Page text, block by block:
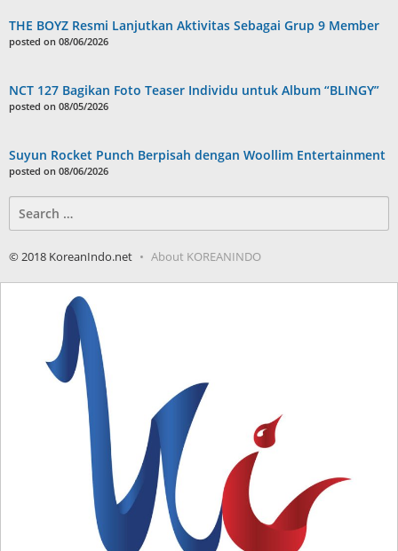
THE BOYZ Resmi Lanjutkan Aktivitas Sebagai Grup 9 Member
posted on 08/06/2026
NCT 127 Bagikan Foto Teaser Individu untuk Album “BLINGY”
posted on 08/05/2026
Suyun Rocket Punch Berpisah dengan Woollim Entertainment
posted on 08/06/2026
for:
© 2018 KoreanIndo.net About KOREANINDO